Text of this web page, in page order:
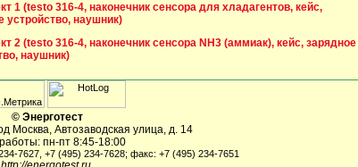
1 (testo 316-4, наконечник сенсора для хладагентов, кейс,
устройство, наушник)
2 (testo 316-4, наконечник сенсора NH3 (аммиак), кейс, зарядное
наушник)
© Энерготест
Москва, Автозаводская улица, д. 14
пн-пт 8:45-18:00
7627, +7 (495) 234-7628; факс: +7 (495) 234-7651